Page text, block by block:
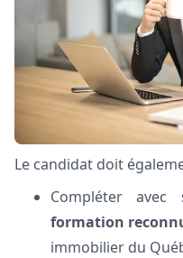
Le candidat doit
Compléter avec
formation
immobilier du